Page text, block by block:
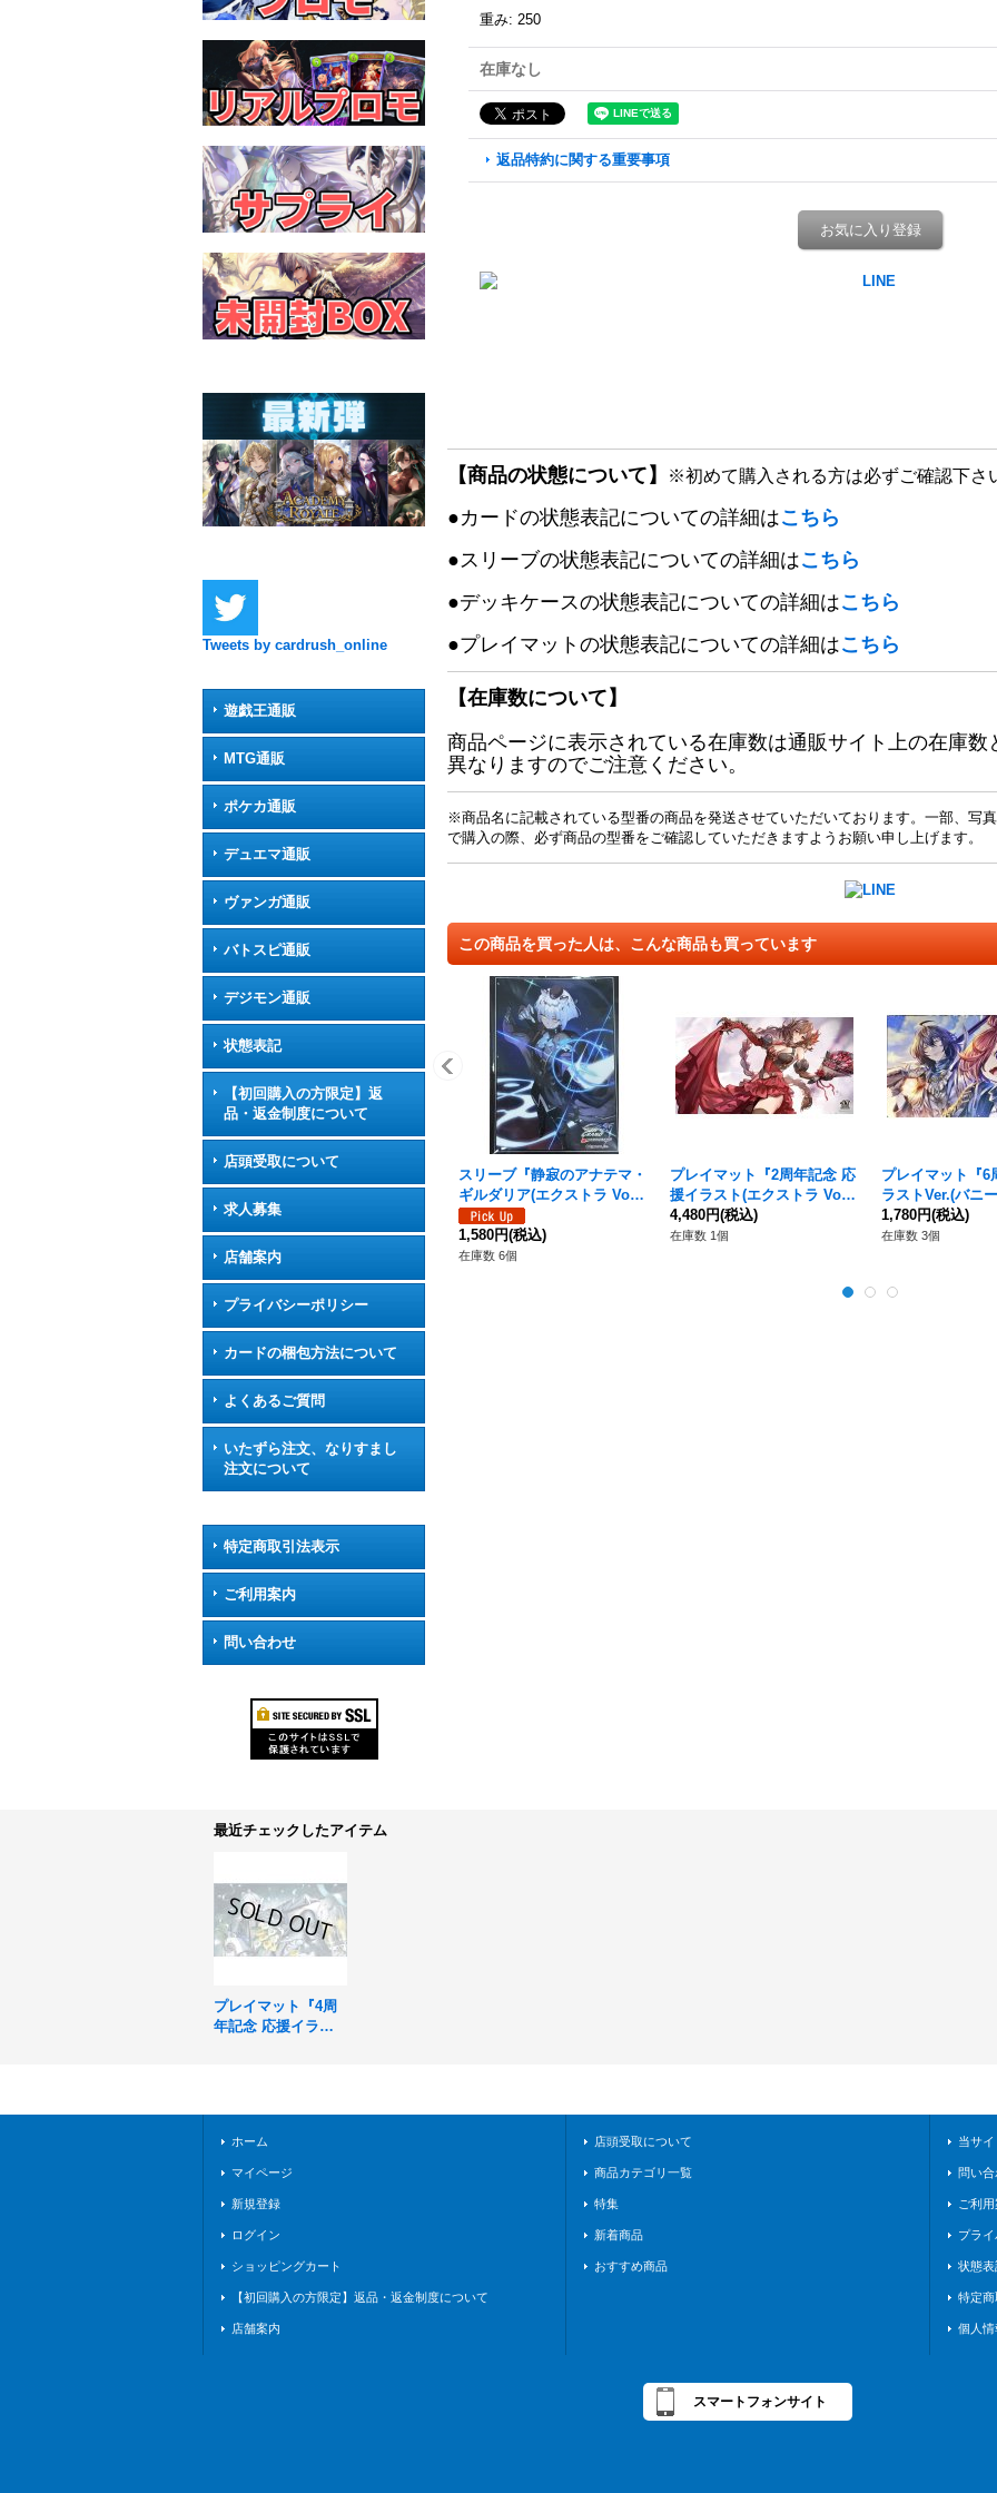
Tweets by cardrush_online
遊戯王通販
MTG通販
ポケカ通販
デュエマ通販
ヴァンガ通販
バトスピ通販
デジモン通販
状態表記
【初回購入の方限定】返
品・返金制度について
店頭受取について
求人募集
店舗案内
プライバシーポリシー
カードの梱包方法について
よくあるご質問
いたずら注文、なりすまし
注文について
特定商取引法表示
ご利用案内
問い合わせ
重み: 250
在庫なし
返品特約に関する重要事項
お気に入り登録
【商品の状態について】 ※初めて購入される方は必ずご確認下さ
●カードの状態表記についての詳細はこちら
●スリーブの状態表記についての詳細はこちら
●デッキケースの状態表記についての詳細はこちら
●プレイマットの状態表記についての詳細はこちら
【在庫数について】
商品ページに表示されている在庫数は通販サイト上の在庫
異なりますのでご注意ください。
※商品名に記載されている型番の商品を発送させていただいております。一部、写
で購入の際、必ず商品の型番をご確認していただきますようお願い申し上げます。
この商品を買った人は、こんな商品も買っています
スリーブ『静寂のアナテマ・
ギルダリア(エクストラ Vol.5
1 )』60枚【サプライ】{-}
《-》
1,580円(税込)
在庫数 6個
プレイマット『2周年記念 応
援イラスト(エクストラ Vol.1
6/ガルミーユ)』【サプラ
イ】{-}《-》
4,480円(税込)
在庫数 1個
プレイマット『6
ラストVer.(バニ
【サプライ】{-}
1,780円(税込)
在庫数 3個
最近チェックしたアイテム
プレイマット『4周
年記念 応援イラス
ホーム
マイページ
新規登録
ログイン
ショッピングカート
【初回購入の方限定】返品・返金制度について
店舗案内
店頭受取について
商品カテゴリ一覧
特集
新着商品
おすすめ商品
当サ
問い合
ご利
プラ
状態表
特定
個人
スマートフォンサイト